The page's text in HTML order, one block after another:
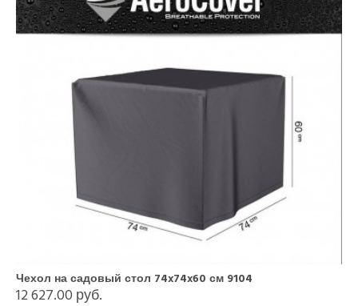
Чехол на садовый стол 74x74x60 см 9104
12 627.00 руб.